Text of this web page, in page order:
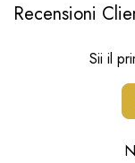
Recensioni
Sii il